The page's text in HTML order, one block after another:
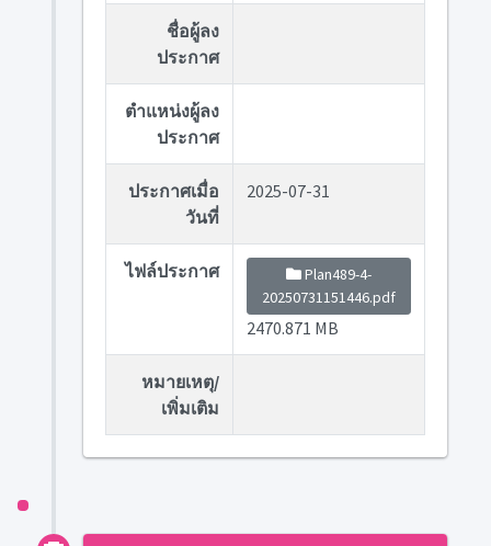
ชื่อผู้ลง
ประกาศ
ตำแหน่งผู้ลง
ประกาศ
ประกาศเมื่อ
วันที่
2025-07-31
ไฟล์ประกาศ
Plan489-4-
20250731151446.pdf
2470.871 MB
หมายเหตุ/
เพิ่มเติม